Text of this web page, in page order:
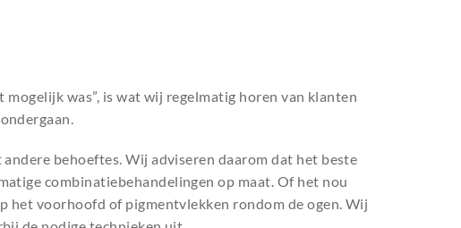
was”, is wat wij regelmatig horen van klanten
behoeftes. Wij adviseren daarom dat het beste
combinatiebehandelingen op maat. Of het nou
het voorhoofd of pigmentvlekken rondom de ogen. Wij